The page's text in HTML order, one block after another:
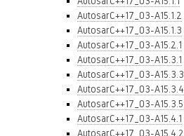
AutosarC++17_03-A15.1.2
AutosarC++17_03-A15.1.3
AutosarC++17_03-A15.2.1
AutosarC++17_03-A15.3.1
AutosarC++17_03-A15.3.3
AutosarC++17_03-A15.3.4
AutosarC++17_03-A15.3.5
AutosarC++17_03-A15.4.1
AutosarC++17_03-A15.4.2